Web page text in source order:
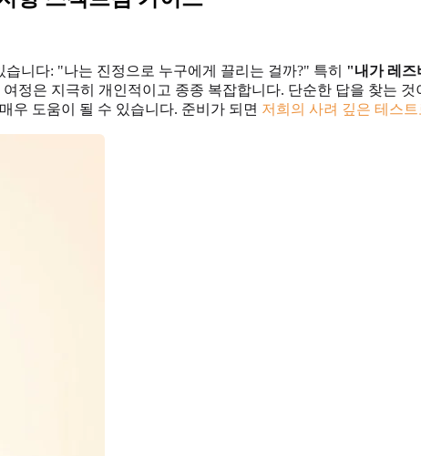
니다: "나는 진정으로 누구에게 끌리는 걸까?" 특히 "내가 레즈
여정은 지극히 개인적이고 종종 복잡합니다. 단순한 답을 찾는
우 도움이 될 수 있습니다. 준비가 되면 저희의 사려 깊은 테스